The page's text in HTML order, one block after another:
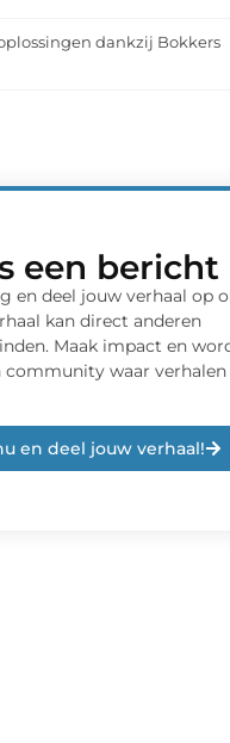
dankzij Bokkers
een bericht
en deel jouw verhaal op
kan direct anderen
Maak impact en
community waar verhalen
en deel jouw verhaal!